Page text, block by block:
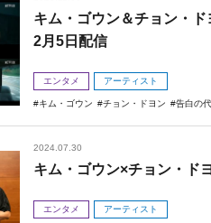
キム・ゴウン＆チョン・
2月5日配信
エンタメ アーティスト
キム・ゴウン チョン・ドヨン 告白の
2024.07.30
キム・ゴウン×チョン・ド
エンタメ アーティスト